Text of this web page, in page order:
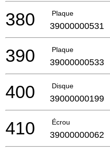
Plaque
380 39000000531
Plaque
390 39000000533
Disque
400 39000000199
Écrou
410 39000000062